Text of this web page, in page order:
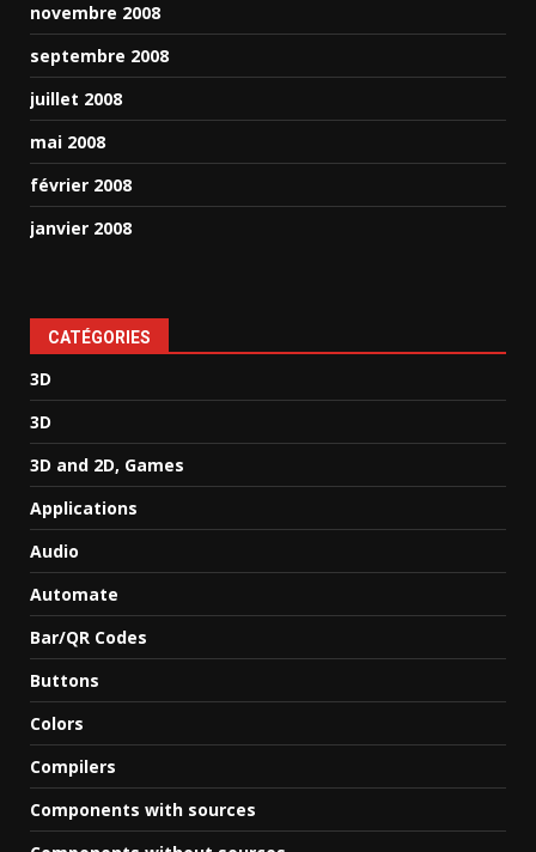
novembre 2008
septembre 2008
juillet 2008
mai 2008
février 2008
janvier 2008
CATÉGORIES
3D
3D
3D and 2D, Games
Applications
Audio
Automate
Bar/QR Codes
Buttons
Colors
Compilers
Components with sources